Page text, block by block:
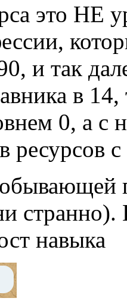
это НЕ
и так
в
0, а с
ресурсов
навыка